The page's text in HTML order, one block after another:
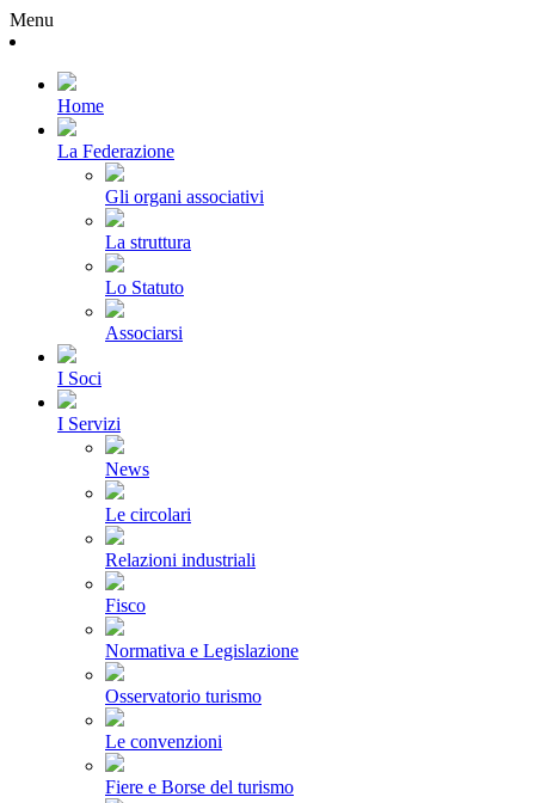
Menu
Home
La Federazione
Gli organi associativi
La struttura
Lo Statuto
Associarsi
I Soci
I Servizi
News
Le circolari
Relazioni industriali
Fisco
Normativa e Legislazione
Osservatorio turismo
Le convenzioni
Fiere e Borse del turismo